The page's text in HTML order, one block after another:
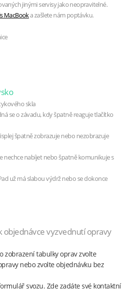
jinými servisy jako neopravitelné.
MacBooka zašlete nám poptávku.
skla
se o závadu, kdy špatně reaguje tlačítko
špatně zobrazuje nebo nezobrazuje
nechce nabíjet nebo špatně komunikuje s
už má slabou výdrž nebo se dokonce
objednávce vyzvednutí opravy
zobrazení tabulky oprav zvolte
nebo zvolte objednávku bez
svozu. Zde zadáte své kontaktní